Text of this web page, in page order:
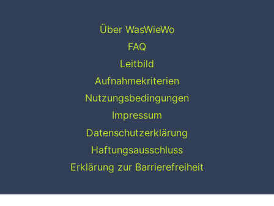
Über WasWieWo
FAQ
Leitbild
Aufnahmekriterien
Nutzungsbedingungen
Impressum
Datenschutzerklärung
Haftungsausschluss
Erklärung zur Barrierefreiheit